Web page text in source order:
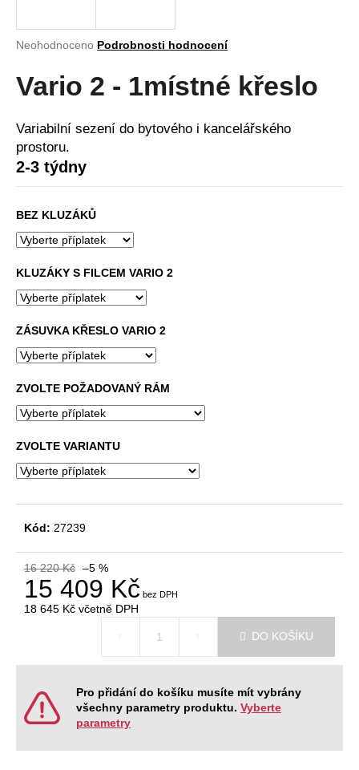
Průměrné
produktu
je
5
hvězdiček.
Neohodnoceno Podrobnosti hodnocení
Vario 2 - 1místné křeslo
Variabilní sezení do bytového i kancelářského
prostoru.
2-3 týdny
BEZ KLUZÁKŮ
KLUZÁKY S FILCEM VARIO 2
ZÁSUVKA KŘESLO VARIO 2
ZVOLTE POŽADOVANÝ RÁM
ZVOLTE VARIANTU
Kód: 27239
16 220 Kč –5 %
15 409 Kč
18 645 Kč včetně DPH
DO KOŠÍKU
Pro přidání do košíku musíte mít vybrány
všechny parametry produktu. Vyberte
parametry
j
t
o
p
o
r
u
č
j
e
e
GAME
196
Kč
Původně: